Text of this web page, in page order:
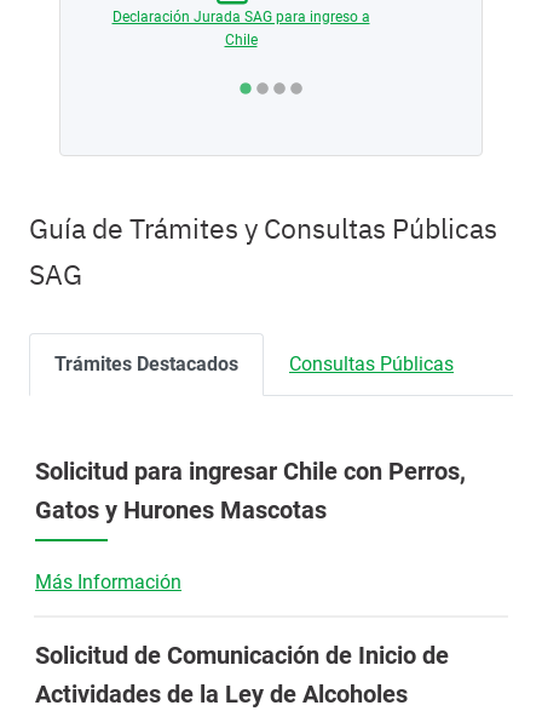
Declaración Jurada SAG para ingreso a
Chile
Guía de Trámites y Consultas Públicas
SAG
Trámites Destacados Consultas Públicas
Solicitud para ingresar Chile con Perros,
Gatos y Hurones Mascotas
Más Información
Solicitud de Comunicación de Inicio de
Actividades de la Ley de Alcoholes